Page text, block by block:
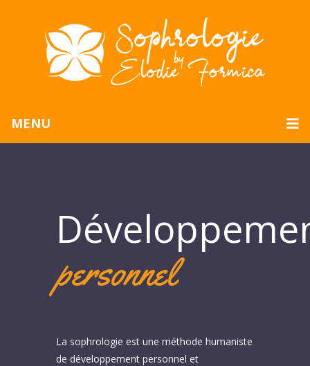
MENU
personnel
La sophrologie est une méthode humaniste
de développement personnel et